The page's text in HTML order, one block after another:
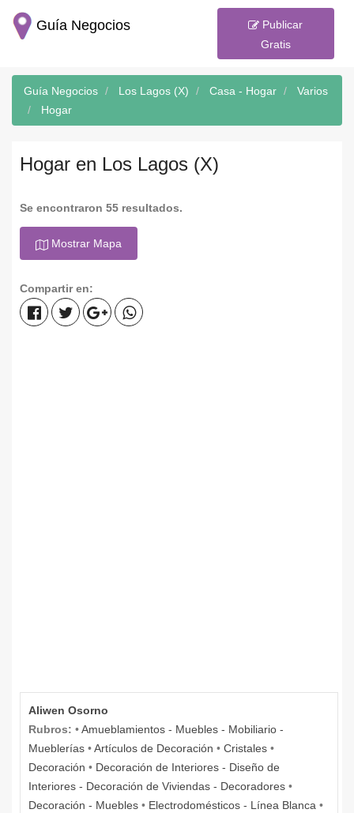
Guía Negocios
Publicar
Gratis
Guía Negocios Los Lagos (X) Casa - Hogar
Varios
Hogar
Hogar en Los Lagos (X)
Se encontraron 55 resultados.
Mostrar Mapa
Compartir en:
Aliwen Osorno
Rubros: •Amueblamientos - Muebles - Mobiliario -
Mueblerías •Artículos de Decoración • Cristales •
Decoración • Decoración de Interiores - Diseño de
Interiores - Decoración de Viviendas - Decoradores •
Decoración - Muebles • Electrodomésticos - Línea Blanca •